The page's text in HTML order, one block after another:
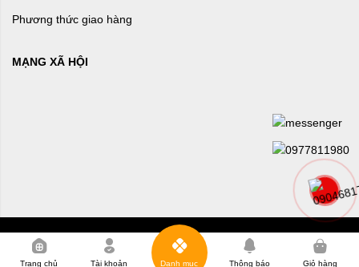
Phương thức giao hàng
MẠNG XÃ HỘI
Trang chủ Tài khoản Danh mục Thông báo Giỏ hàng